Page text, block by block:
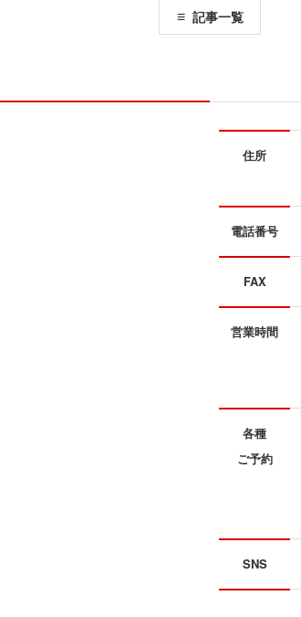
記事一覧
住所
電話番号
FAX
営業時間
各種
ご予約
SNS